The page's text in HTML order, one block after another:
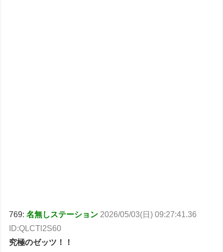
769:名無しステーション 2026/05/03(日) 09:27:41.36
ID:QLCTl2S60
究極のゼッツ！！